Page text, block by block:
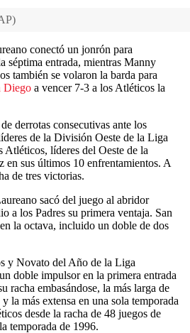
)
conectó un jonrón para
séptima entrada, mientras Manny
también se volaron la barda para
Diego a vencer 7-3 a los Atléticos la
derrotas consecutivas ante los
de la División Oeste de la Liga
líderes del Oeste de la
en sus últimos 10 enfrentamientos. A
de tres victorias.
sacó del juego al abridor
a los Padres su primera ventaja. San
la octava, incluido un doble de dos
y Novato del Año de la Liga
doble impulsor en la primera entrada
racha embasándose, la más larga de
la más extensa en una sola temporada
desde la racha de 48 juegos de
temporada de 1996.